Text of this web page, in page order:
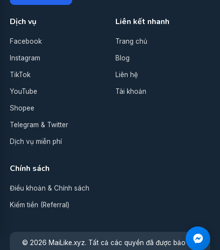
Dịch vụ
Facebook
Instagram
TikTok
YouTube
Shopee
Telegram & Twitter
Dịch vụ miễn phí
Liên kết nhanh
Trang chủ
Blog
Liên hệ
Tài khoản
Chính sách
Điều khoản & Chính sách
Kiếm tiền (Referral)
© 2026 MaiLike.xyz. Tất cả các quyền đã được bảo lưu.